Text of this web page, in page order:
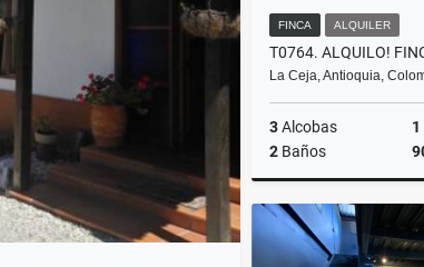
FINCA ALQUILER
La Ceja, Antioquia,
3Alcobas 1
2 Baños